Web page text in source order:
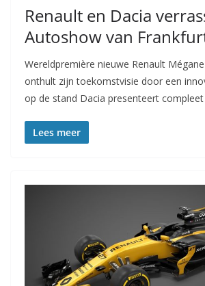
Renault en Dacia
Autoshow van
Wereldpremière nieuwe Renault Mégane
onthult zijn toekomstvisie door een
op de stand Dacia presenteert
Lees meer